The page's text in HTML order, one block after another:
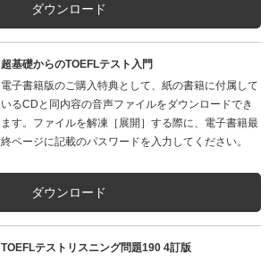
ダウンロード
超基礎からのTOEFLテスト入門
電子書籍版のご購入特典として、紙の書籍に付属して
いるCDと同内容の音声ファイルをダウンロードでき
ます。ファイルを解凍［展開］する際に、電子書籍最
終ページに記載のパスワードを入力してください。
ダウンロード
TOEFLテストリスニング問題190 4訂版